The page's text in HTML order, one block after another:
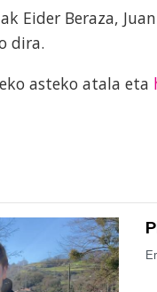
Eider Beraza,
dira.
asteko atala eta